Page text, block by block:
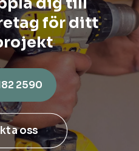
för ditt
2590
oss